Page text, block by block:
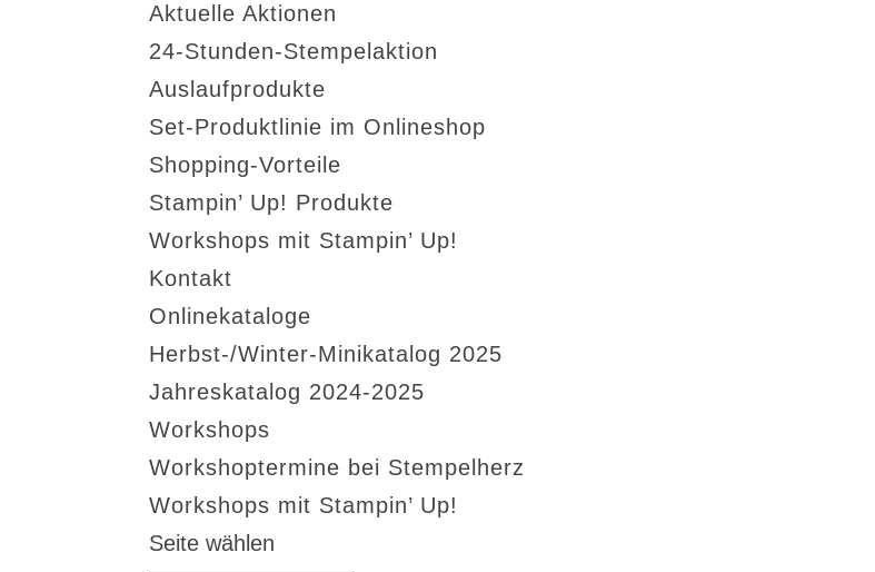
Aktuelle Aktionen
24-Stunden-Stempelaktion
Auslaufprodukte
Set-Produktlinie im Onlineshop
Shopping-Vorteile
Stampin’ Up! Produkte
Workshops mit Stampin’ Up!
Kontakt
Onlinekataloge
Herbst-/Winter-Minikatalog 2025
Jahreskatalog 2024-2025
Workshops
Workshoptermine bei Stempelherz
Workshops mit Stampin’ Up!
Seite wählen